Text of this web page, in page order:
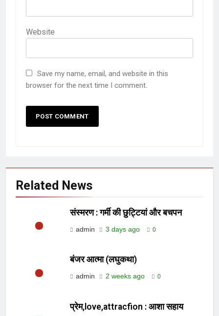
Website
Save my name, email, and website in this
browser for the next time I comment.
Related News
संस्मरण : गर्मी की छुट्टियां और बचपन
admin 3 days ago 0
बंजर आत्मा (लघुकथा)
admin 2 weeks ago 0
प्रेम,love,attracfion : आशा सहाय